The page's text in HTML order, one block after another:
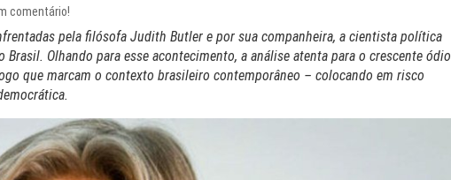
comentário!
pela filósofa Judith Butler e por sua companheira, a cientista política
Brasil. Olhando para esse acontecimento, a análise atenta para o crescente ódio
que marcam o contexto brasileiro contemporâneo – colocando em risco